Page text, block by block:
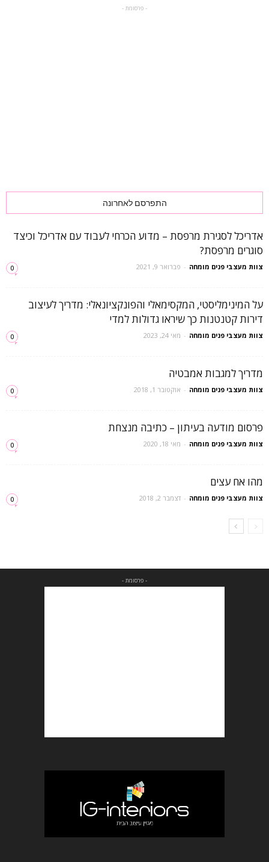
- פרסומת -
התפרסם לאחרונה
אדריכל לסגירת מרפסת – מדוע הכרחי לעבוד עם אדריכל וכיצד
סוגרים מרפסת?
צוות מעצבי פנים מומחה - פברואר 9, 2021 0
על המינימליסטי, המקסימאלי והפונקציונאלי: מדריך לעיצוב
דירות קטנטנות כך שיראו גדולות למדי
צוות מעצבי פנים מומחה - מאי 24, 2023 0
מדריך למגבות אמבטיה
צוות מעצבי פנים מומחה - אוקטובר 1, 2018 0
פרסום מודעה בעיתון – כתיבה מנצחת
צוות מעצבי פנים מומחה - מאי 18, 2020 0
מהו אח עצים
צוות מעצבי פנים מומחה - דצמבר 2, 2018 0
- פרסומת -